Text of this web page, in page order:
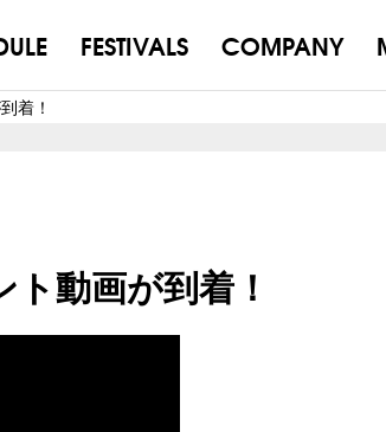
FESTIVALS COMPANY
着！
動画が到着！